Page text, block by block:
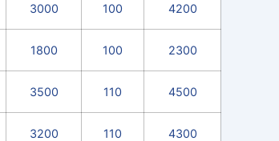
3000 100 4200
1800 100 2300
3500 110 4500
3200 110 4300